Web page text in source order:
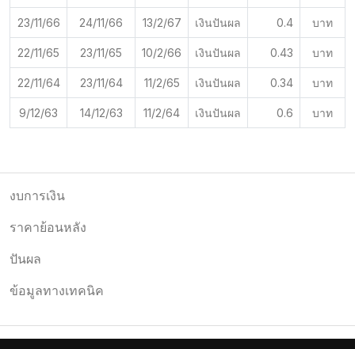
23/11/66 24/11/66 13/2/67 เงินปันผล 0.4 บาท
22/11/65 23/11/65 10/2/66 เงินปันผล 0.43 บาท
22/11/64 23/11/64 11/2/65 เงินปันผล 0.34 บาท
9/12/63 14/12/63 11/2/64 เงินปันผล 0.6 บาท
งบการเงิน
ราคาย้อนหลัง
ปันผล
ข้อมูลทางเทคนิค